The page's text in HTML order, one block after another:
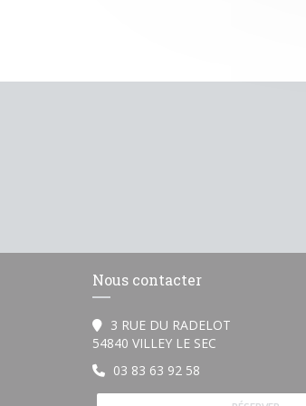
Nous contacter
3 RUE DU RADELOT
54840 VILLEY LE SEC
03 83 63 92 58